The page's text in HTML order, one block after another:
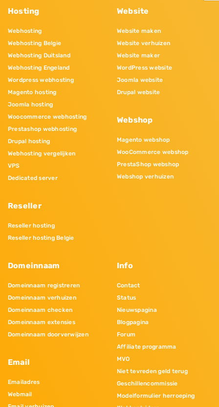
Hosting
Webhosting
Webhosting Belgie
Webhosting Duitsland
Webhosting Engeland
Wordpress webhosting
Magento hosting
Joomla hosting
Woocommerce webhosting
Prestashop webhosting
Drupal hosting
Webhosting vergelijken
VPS
Dedicated server
Reseller
Reseller hosting
Reseller hosting Belgie
Website
Website maken
Website verhuizen
Website maker
WordPress website
Joomla website
Drupal website
Webshop
Magento webshop
WooCommerce webshop
PrestaShop webshop
Webshop verhuizen
Domeinnaam
Domeinnaam registreren
Domeinnaam verhuizen
Domeinnaam checken
Domeinnaam extensies
Domeinnaam doorverwijzen
Email
Emailadres
Webmail
Info
Contact
Status
Nieuwspagina
Blogpagina
Forum
Affiliate programma
MVO
Niet tevreden geld terug
Geschillencommissie
Modelformulier herroeping